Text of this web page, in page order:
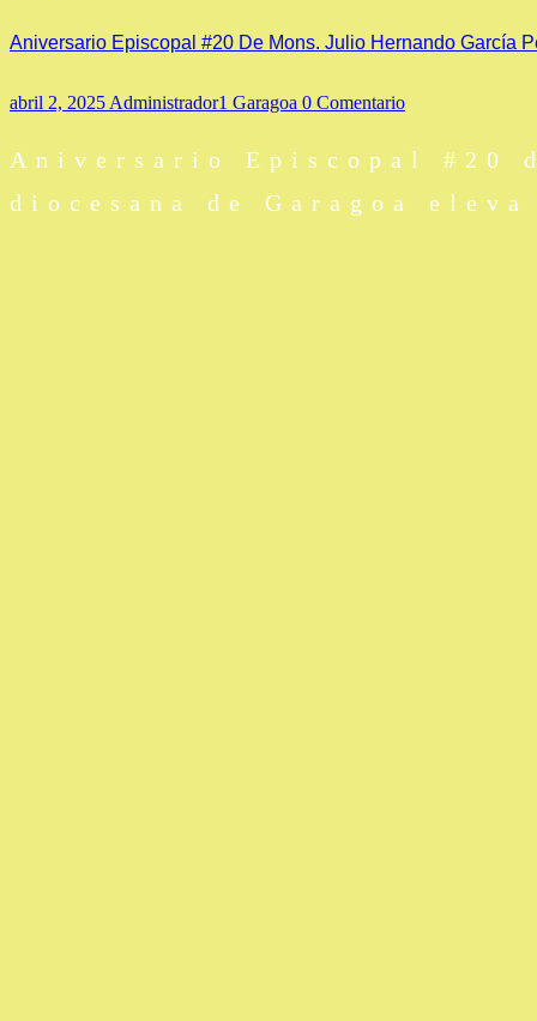
Aniversario Episcopal #20 De Mons. Julio Hernando García
abril 2, 2025Administrador1 Garagoa 0 Comentario
Aniversario Episcopal #20
diocesana de Garagoa